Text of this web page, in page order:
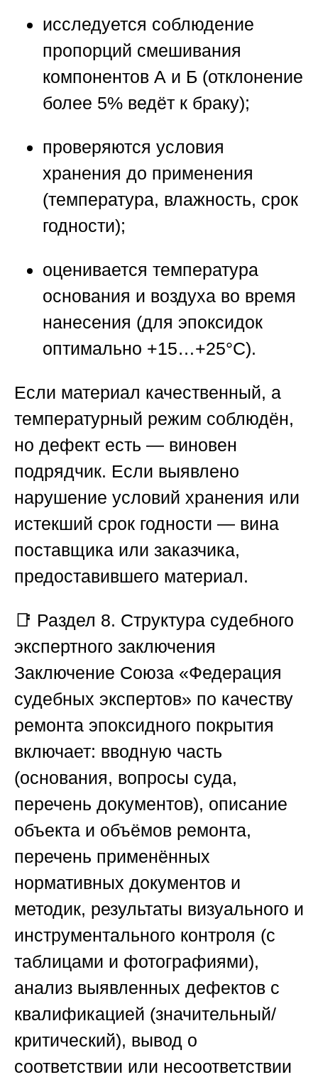
исследуется соблюдение
пропорций смешивания
компонентов А и Б (отклонение
более 5% ведёт к браку);
проверяются условия
хранения до применения
(температура, влажность, срок
годности);
оценивается температура
основания и воздуха во время
нанесения (для эпоксидок
оптимально +15…+25°C).
Если материал качественный, а
температурный режим соблюдён,
но дефект есть — виновен
подрядчик. Если выявлено
нарушение условий хранения или
истекший срок годности — вина
поставщика или заказчика,
предоставившего материал.
📑 Раздел 8. Структура судебного
экспертного заключения
Заключение Союза «Федерация
судебных экспертов» по качеству
ремонта эпоксидного покрытия
включает: вводную часть
(основания, вопросы суда,
перечень документов), описание
объекта и объёмов ремонта,
перечень применённых
нормативных документов и
методик, результаты визуального и
инструментального контроля (с
таблицами и фотографиями),
анализ выявленных дефектов с
квалификацией (значительный/
критический), вывод о
соответствии или несоответствии